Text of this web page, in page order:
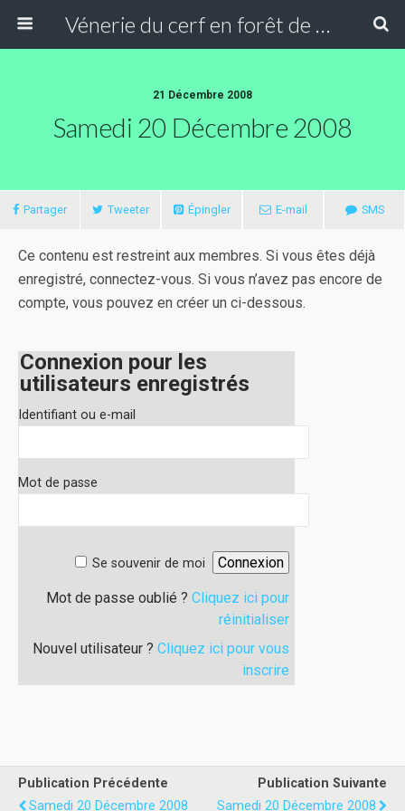
Vénerie du cerf en forêt de Compiègne
21 Décembre 2008
Samedi 20 Décembre 2008
Partager Tweeter Épingler E-mail SMS
Ce contenu est restreint aux membres. Si vous êtes déjà
enregistré, connectez-vous. Si vous n’avez pas encore de
compte, vous pouvez en créer un ci-dessous.
Connexion pour les
utilisateurs enregistrés
Identifiant ou e-mail
Mot de passe
Se souvenir de moi
Mot de passe oublié ? Cliquez ici pour
réinitialiser
Nouvel utilisateur ? Cliquez ici pour vous
inscrire
Publication Précédente
Samedi 20 Décembre 2008
Publication Suivante
Samedi 20 Décembre 2008